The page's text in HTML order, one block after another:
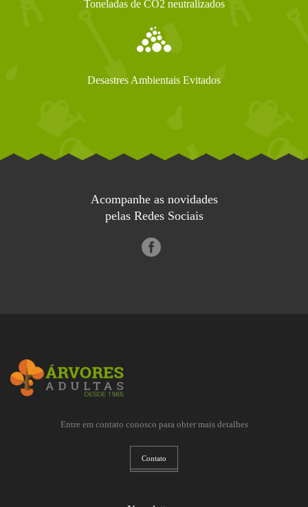
Toneladas de CO2 neutralizados
Desastres Ambientais Evitados
Acompanhe as novidades
pelas Redes Sociais
Entre em contato conosco para obter mais detalhes
Contato